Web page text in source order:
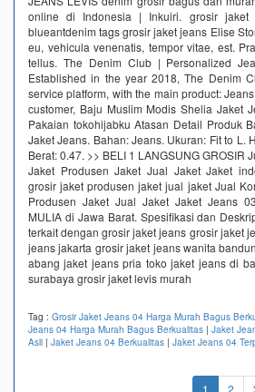
online di Indonesia | Inkuiri. grosir jaket
blueantdenim tags grosir jaket jeans Elise
eu, vehicula venenatis, tempor vitae, est.
tellus. The Denim Club | Personalized
Established in the year 2018, The Denim
service platform, with the main product:
customer, Baju Muslim Modis Shelia Jaket
Pakaian tokohijabku Atasan Detail Produk
Jaket Jeans. Bahan: Jeans. Ukuran: Fit to L.
Berat: 0.47. >> BELI 1 LANGSUNG GROSIR
Jaket Produsen Jaket Jual Jaket Jaket
grosir jaket produsen jaket jual jaket Jual
Produsen Jaket Jual Jaket Jaket Jeans
MULIA di Jawa Barat. Spesifikasi dan
terkait dengan grosir jaket jeans grosir jaket
jeans jakarta grosir jaket jeans wanita
abang jaket jeans pria toko jaket jeans di
surabaya grosir jaket levis murah
Tag : Grosir Jaket Jeans 04 Harga Murah Bagus
Jeans 04 Harga Murah Bagus Berkualitas | Jaket
Asli | Jaket Jeans 04 Berkualitas | Jaket Jeans 04
1 (current)
2